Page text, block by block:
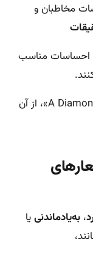
مخاطبان و
احساسات مناسب
شعار برند DeBeers، یعنی «A Diamond Is Forever»، از آن
، به‌یادماندنییا